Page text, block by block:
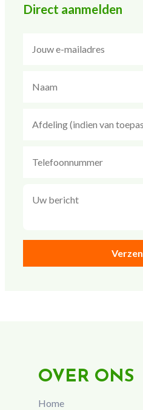
Direct aanmelden
OVER ONS
Home